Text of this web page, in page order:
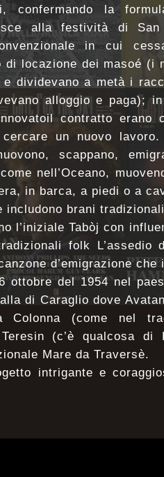
confermando la
alla festività di San
in cui
locazione dei masoé (i
dividevano a metà i
alloggio e paga);
contratto erano
un nuovo
scappano,
nell’Oceano,
in barca, a piedi o a
includono brani
l’iniziale Tabòj con
folk L’assedio
d’emigrazione
del 1954 nel
di Caraglio dove
Colonna (come nel
(c’è qualcosa
Mare da Traversè.
intrigante e